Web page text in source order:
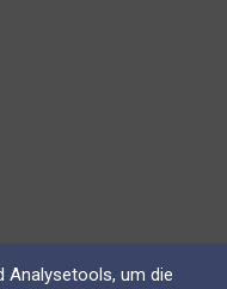
Analysetools, um die